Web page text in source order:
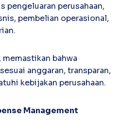
order-to-cash
invoice
pengeluaran perusahaan,
pembelian operasional,
memastikan bahwa
anggaran, transparan,
kebijakan perusahaan.
Management